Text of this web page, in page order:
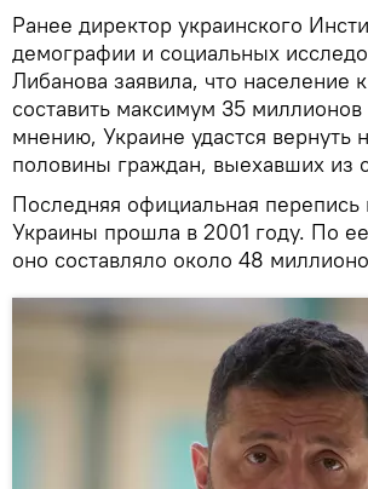
Ранее директор украинского
демографии и социальных
Либанова заявила, что население
составить максимум 35
мнению, Украине удастся вернуть
половины граждан, выехавших из
Последняя официальная перепись
Украины прошла в 2001 году. По
оно составляло около 48